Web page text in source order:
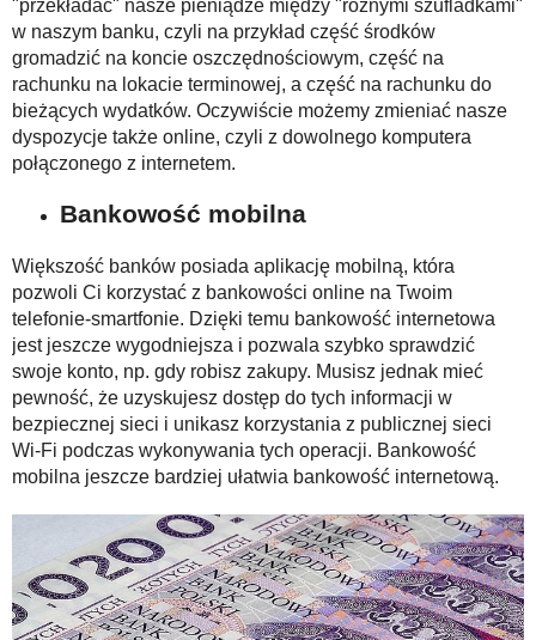
"przekładać" nasze pieniądze między "różnymi szufladkami"
w naszym banku, czyli na przykład część środków
gromadzić na koncie oszczędnościowym, część na
rachunku na lokacie terminowej, a część na rachunku do
bieżących wydatków. Oczywiście możemy zmieniać nasze
dyspozycje także online, czyli z dowolnego komputera
połączonego z internetem.
Bankowość mobilna
Większość banków posiada aplikację mobilną, która
pozwoli Ci korzystać z bankowości online na Twoim
telefonie-smartfonie. Dzięki temu bankowość internetowa
jest jeszcze wygodniejsza i pozwala szybko sprawdzić
swoje konto, np. gdy robisz zakupy. Musisz jednak mieć
pewność, że uzyskujesz dostęp do tych informacji w
bezpiecznej sieci i unikasz korzystania z publicznej sieci
Wi-Fi podczas wykonywania tych operacji. Bankowość
mobilna jeszcze bardziej ułatwia bankowość internetową.